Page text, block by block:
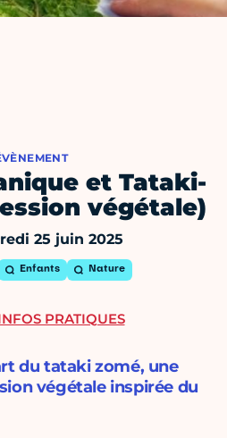
et Tataki-
végétale)
25 juin 2025
Enfants Nature
du tataki zomé, une
végétale inspirée du
PRATIQUES